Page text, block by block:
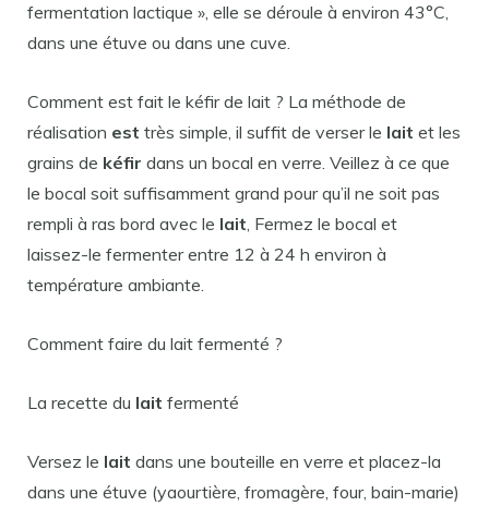
fermentation lactique », elle se déroule à environ 43°C,
dans une étuve ou dans une cuve.
Comment est fait le kéfir de lait ? La méthode de
réalisation est très simple, il suffit de verser le lait et les
grains de kéfir dans un bocal en verre. Veillez à ce que
le bocal soit suffisamment grand pour qu’il ne soit pas
rempli à ras bord avec le lait, Fermez le bocal et
laissez-le fermenter entre 12 à 24 h environ à
température ambiante.
Comment faire du lait fermenté ?
La recette du lait fermenté
Versez le lait dans une bouteille en verre et placez-la
dans une étuve (yaourtière, fromagère, four, bain-marie)